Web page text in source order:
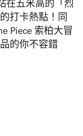
在五米高的「烈
打卡熱點！同
Piece 索柏大冒
的你不容錯